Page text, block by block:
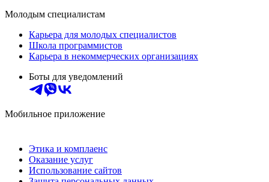
Молодым специалистам
Карьера для молодых специалистов
Школа программистов
Карьера в некоммерческих организациях
Боты для уведомлений
Мобильное приложение
Этика и комплаенс
Оказание услуг
Использование сайтов